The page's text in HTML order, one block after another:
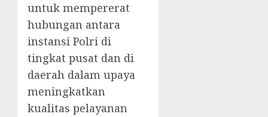
untuk mempererat
hubungan antara
instansi Polri di
tingkat pusat dan di
daerah dalam upaya
meningkatkan
kualitas pelayanan